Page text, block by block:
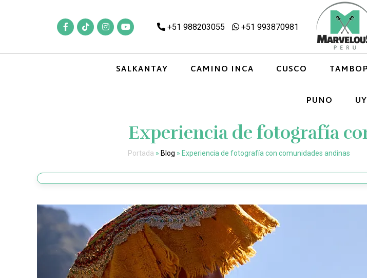
+51 988203055 +51 993870981
SALKANTAY CAMINO INCA CUSCO
PUNO
Experiencia de fotografía
Portada » Blog » Experiencia de fotografía con comunidades andinas